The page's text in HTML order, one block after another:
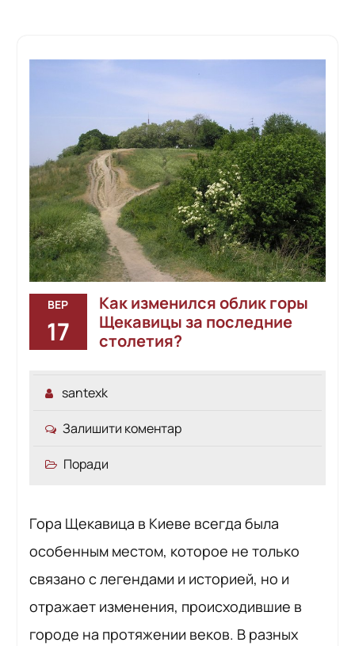
ВЕР
17
Как изменился облик горы
Щекавицы за последние
столетия?
santexk
Залишити коментар
Поради
Гора Щекавица в Киеве всегда была
особенным местом, которое не только
связано с легендами и историей, но и
отражает изменения, происходившие в
городе на протяжении веков. В разных